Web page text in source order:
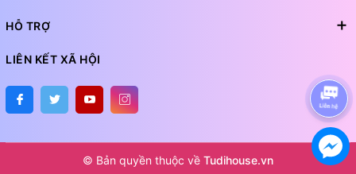
HỖ TRỢ
LIÊN KẾT XÃ HỘI
© Bản quyền thuộc về Tudihouse.vn